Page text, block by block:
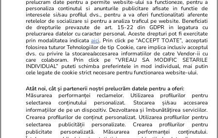
Program TV
Avantaje
Stiri mondene
Calculator sarcina
Ajută Copiii
Jobradar24
Imoradar24
Colecții Libertatea
Pariază responsabil! Decizia ONJN nr. 821/25.09.2025.
Jocurile de noroc sunt interzise minorilor.
© 2026 Ringier Romania. Toate drepturile rezervate
Actualizare preferințe cookies
prelucram date pentru a permite website-ului sa functioneze, pentru a
personaliza continutul si anunturile publicitare afisate in functie de
interesele si/sau profilul dvs., pentru a va oferi functionalitati aferente
retelelor de socializare si pentru a analiza traficul pe website. Beneficiati
de drepturile prevazute de art. 15-22 din GDPR in legatura cu
prelucrarea datelor cu caracter personal. Aceste drepturi pot fi exercitate
prin modalitatea indicataaici. Prin click pe “ACCEPT TOATE”, acceptati
folosirea tuturor Tehnologiilor de tip Cookie, care implica inclusiv acceptul
dvs. cu privire la stocarea/accesarea informatiilor de catre Vendor-ii cu
care colaboram. Prin click pe “VREAU SA MODIFIC SETARILE
INDIVIDUAL” puteti schimba preferintele in mod individual, mai putin
cele legate de cookie strict necesare pentru functionarea website-ului.
Atât noi, cât și partenerii noștri prelucrăm datele pentru a oferi:
Măsurarea performanței reclamelor. Utilizarea profilurilor pentru
selectarea conținutului personalizat. Stocarea și/sau accesarea
informațiilor de pe un dispozitiv. Dezvoltarea și îmbunătățirea serviciilor.
Crearea profilurilor de conținut personalizat. Utilizarea profilurilor pentru
selectarea publicității personalizate. Crearea profilurilor pentru
publicitate personalizată. Măsurarea performanței conținutului.